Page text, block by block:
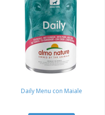
Daily Menu con Maiale